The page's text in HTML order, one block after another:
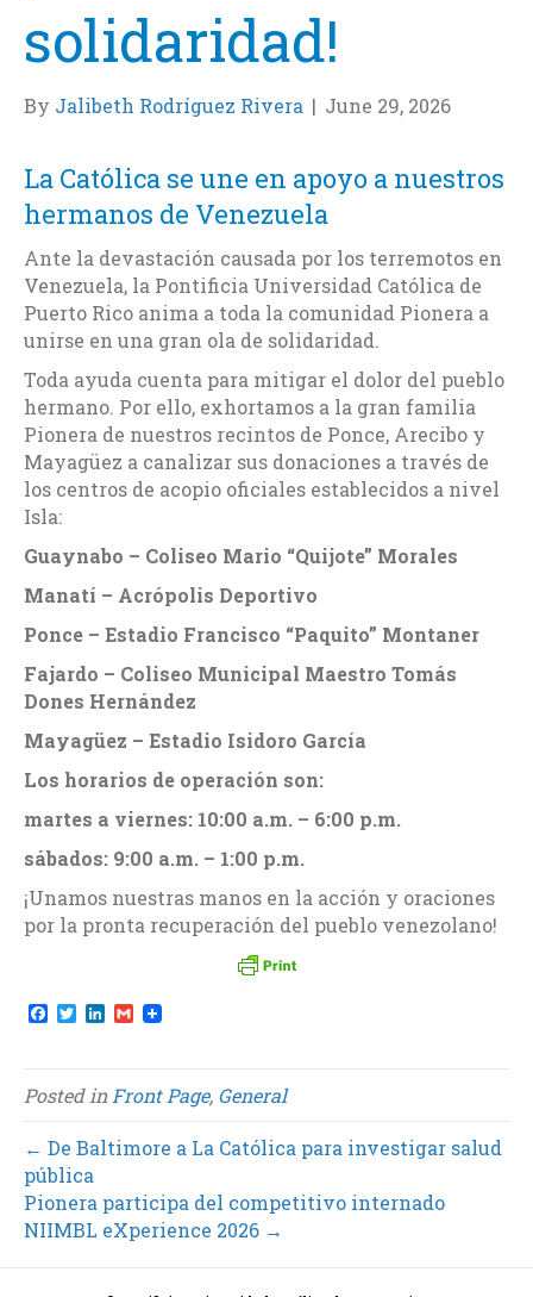
solidaridad!
By Jalibeth Rodríguez Rivera | June 29, 2026
La Católica se une en apoyo a nuestros
hermanos de Venezuela
Ante la devastación causada por los terremotos en
Venezuela, la Pontificia Universidad Católica de
Puerto Rico anima a toda la comunidad Pionera a
unirse en una gran ola de solidaridad.
Toda ayuda cuenta para mitigar el dolor del pueblo
hermano. Por ello, exhortamos a la gran familia
Pionera de nuestros recintos de Ponce, Arecibo y
Mayagüez a canalizar sus donaciones a través de
los centros de acopio oficiales establecidos a nivel
Isla:
Guaynabo – Coliseo Mario “Quijote” Morales
Manatí – Acrópolis Deportivo
Ponce – Estadio Francisco “Paquito” Montaner
Fajardo – Coliseo Municipal Maestro Tomás
Dones Hernández
Mayagüez – Estadio Isidoro García
Los horarios de operación son:
martes a viernes: 10:00 a.m. – 6:00 p.m.
sábados: 9:00 a.m. – 1:00 p.m.
¡Unamos nuestras manos en la acción y oraciones
por la pronta recuperación del pueblo venezolano!
F
e
b
o
o
k
T
t
t
e
r
L
k
e
d
I
n
G
i
l
Posted inFront Page, General
← De Baltimore a La Católica para investigar salud
pública
Pionera participa del competitivo internado
NIIMBL eXperience 2026 →